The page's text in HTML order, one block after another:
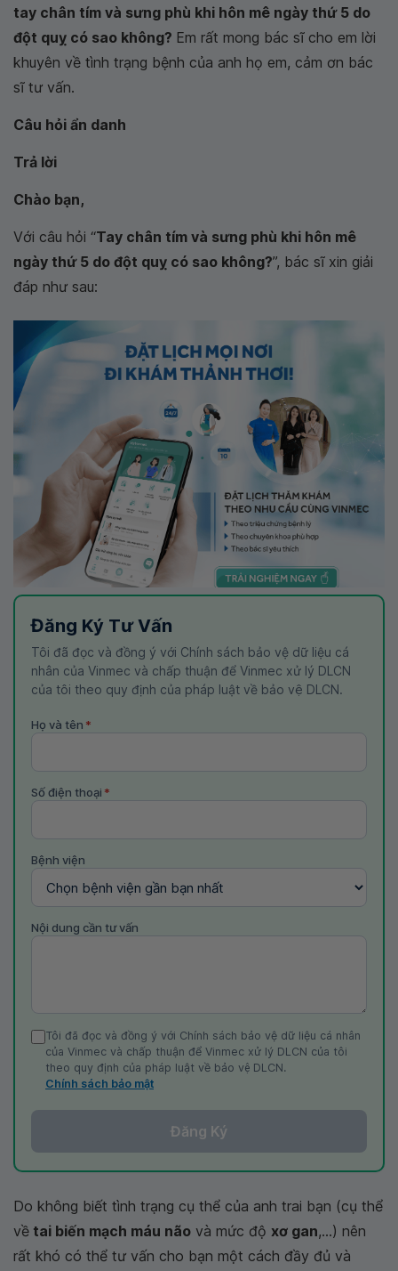
tay chân tím và sưng phù khi hôn mê ngày thứ 5 do
đột quỵ có sao không? Em rất mong bác sĩ cho em lời
khuyên về tình trạng bệnh của anh họ em, cảm ơn bác
sĩ tư vấn.
Câu hỏi ẩn danh
Trả lời
Chào bạn,
Với câu hỏi “Tay chân tím và sưng phù khi hôn mê
ngày thứ 5 do đột quỵ có sao không?”, bác sĩ xin giải
đáp như sau:
Đăng Ký Tư Vấn
Tôi đã đọc và đồng ý với Chính sách bảo vệ dữ liệu cá
nhân của Vinmec và chấp thuận để Vinmec xử lý DLCN
của tôi theo quy định của pháp luật về bảo vệ DLCN.
Họ và tên *
Số điện thoại *
Bệnh viện
Nội dung cần tư vấn
Tôi đã đọc và đồng ý với Chính sách bảo vệ dữ liệu cá nhân
của Vinmec và chấp thuận để Vinmec xử lý DLCN của tôi
theo quy định của pháp luật về bảo vệ DLCN.
Chính sách bảo mật
Đăng Ký
Do không biết tình trạng cụ thể của anh trai bạn (cụ thể
về tai biến mạch máu não và mức độ xơ gan,...) nên
rất khó có thể tư vấn cho bạn một cách đầy đủ và